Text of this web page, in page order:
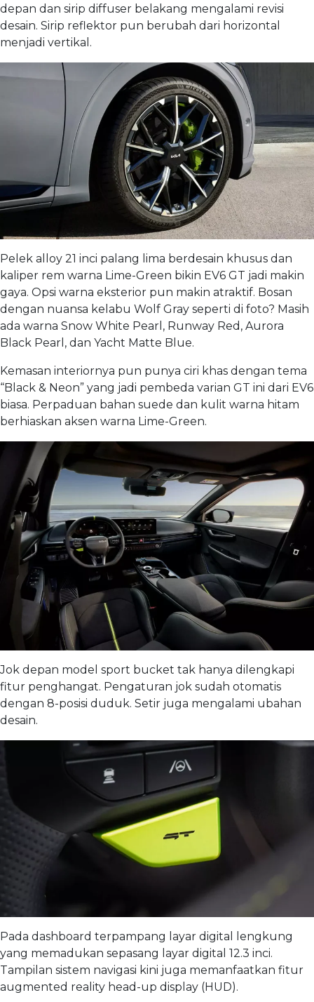
depan dan sirip diffuser belakang mengalami revisi
desain. Sirip reflektor pun berubah dari horizontal
menjadi vertikal.
Pelek alloy 21 inci palang lima berdesain khusus dan
kaliper rem warna Lime-Green bikin EV6 GT jadi makin
gaya. Opsi warna eksterior pun makin atraktif. Bosan
dengan nuansa kelabu Wolf Gray seperti di foto? Masih
ada warna Snow White Pearl, Runway Red, Aurora
Black Pearl, dan Yacht Matte Blue.
Kemasan interiornya pun punya ciri khas dengan tema
“Black & Neon” yang jadi pembeda varian GT ini dari EV6
biasa. Perpaduan bahan suede dan kulit warna hitam
berhiaskan aksen warna Lime-Green.
Jok depan model sport bucket tak hanya dilengkapi
fitur penghangat. Pengaturan jok sudah otomatis
dengan 8-posisi duduk. Setir juga mengalami ubahan
desain.
Pada dashboard terpampang layar digital lengkung
yang memadukan sepasang layar digital 12.3 inci.
Tampilan sistem navigasi kini juga memanfaatkan fitur
augmented reality head-up display (HUD).